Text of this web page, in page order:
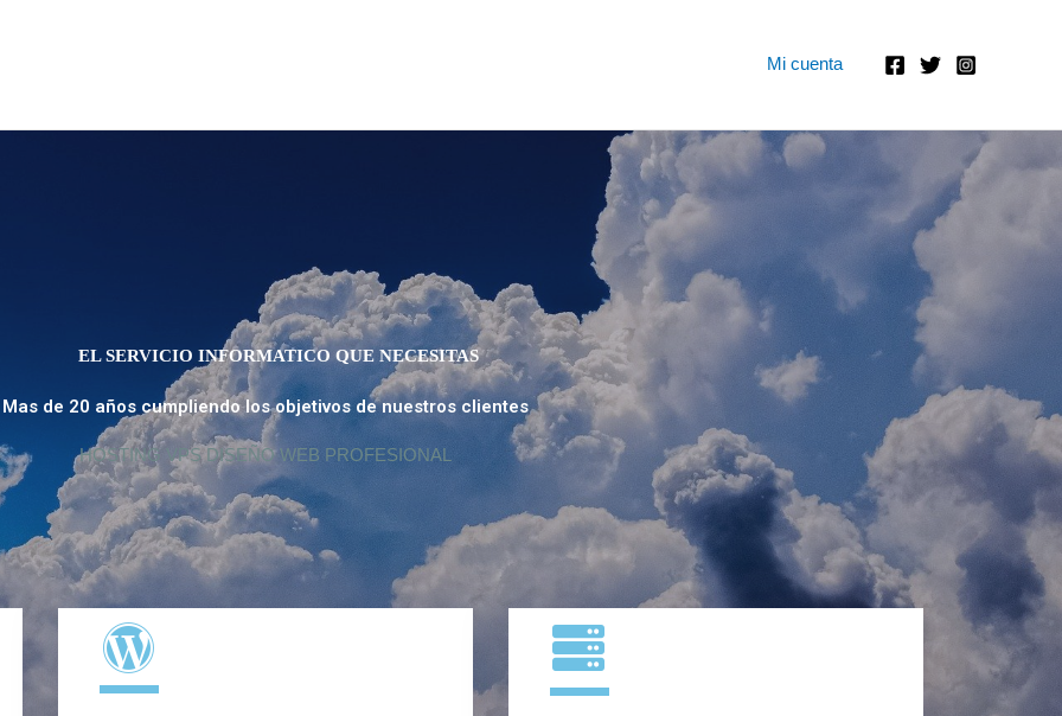
Mi cuenta
EL SERVICIO INFORMATICO QUE NECESITAS
Mas de 20 años cumpliendo los objetivos de nuestros clientes
HOSTING VPS DISEÑO WEB PROFESIONAL